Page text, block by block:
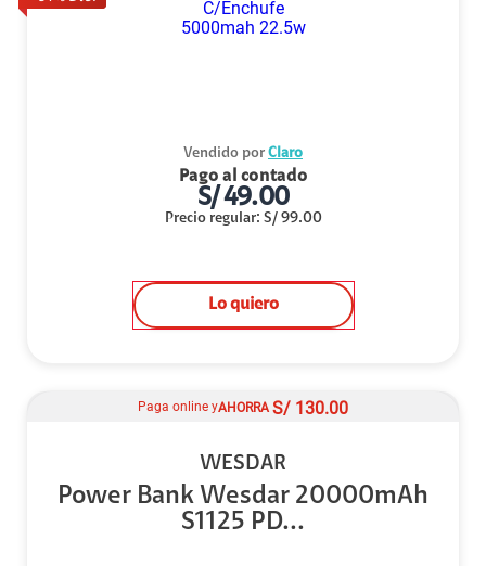
Vendido por Claro
Pago al contado
S/49.00
Precio regular: S/ 99.00
Lo quiero
Paga online yAHORRA S/ 130.00
WESDAR
Power Bank Wesdar 20000mAh
S1125 PD...